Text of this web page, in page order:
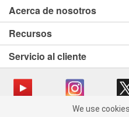
We use cookies on our
Acerca de nosotros
Recursos
Servicio al cliente
We use